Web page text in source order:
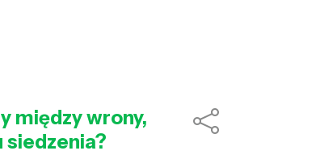
między wrony,
siedzenia?